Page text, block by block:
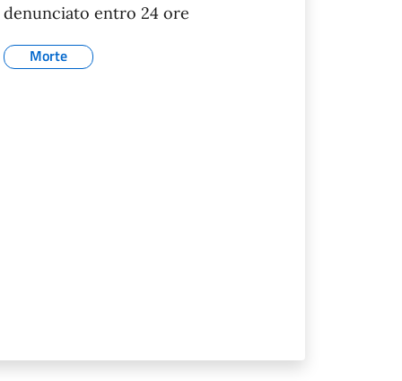
denunciato entro 24 ore
Morte